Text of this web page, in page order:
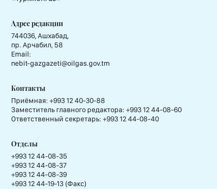
Адрес редакции
744036, Ашхабад,
пр. Арчабил, 58
Email:
nebit-gazgazeti@oilgas.gov.tm
Контакты
Приёмная: +993 12 40-30-88
Заместитель главного редактора: +993 12 44-08-60
Ответственный секретарь: +993 12 44-08-40
Отделы
+993 12 44-08-35
+993 12 44-08-37
+993 12 44-08-39
+993 12 44-19-13 (Факс)